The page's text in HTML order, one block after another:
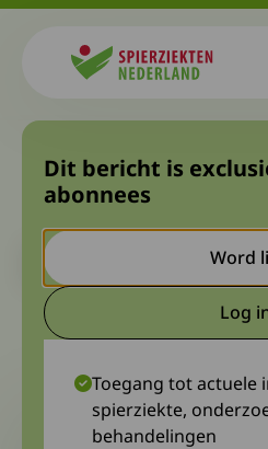
Eerste
Europe
Let op. Dit is een ouder bericht. Het
meer actueel is.
20 maart 2023 Marieke Verbij
Dit bericht is
abonnees
Word
Log
Toegang tot actuele
spierziekte,
behandelingen